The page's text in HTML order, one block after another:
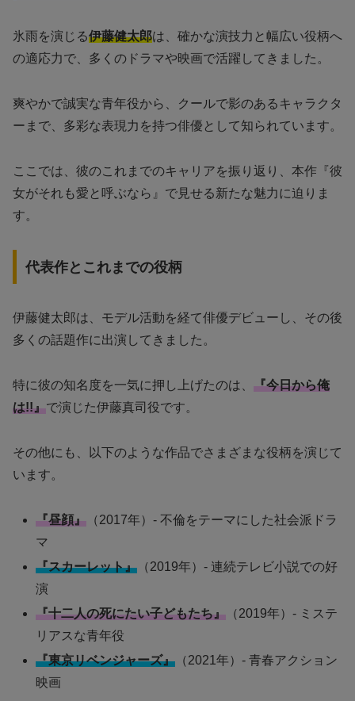
氷雨を演じる伊藤健太郎は、確かな演技力と幅広い役柄へ
の適応力で、多くのドラマや映画で活躍してきました。
爽やかで誠実な青年役から、クールで影のあるキャラクタ
ーまで、多彩な表現力を持つ俳優として知られています。
ここでは、彼のこれまでのキャリアを振り返り、本作『彼
女がそれも愛と呼ぶなら』で見せる新たな魅力に迫りま
す。
代表作とこれまでの役柄
伊藤健太郎は、モデル活動を経て俳優デビューし、その後
多くの話題作に出演してきました。
特に彼の知名度を一気に押し上げたのは、 『今日から俺
は!!』で演じた伊藤真司役です。
その他にも、以下のような作品でさまざまな役柄を演じて
います。
『昼顔』 （2017年）- 不倫をテーマにした社会派ドラ
マ
『スカーレット』 （2019年）- 連続テレビ小説での好
演
『十二人の死にたい子どもたち』 （2019年）- ミステ
リアスな青年役
『東京リベンジャーズ』 （2021年）- 青春アクション
映画